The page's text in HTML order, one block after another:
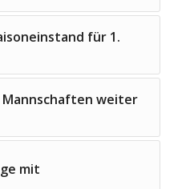
für 1.
Mannschaften weiter
mit